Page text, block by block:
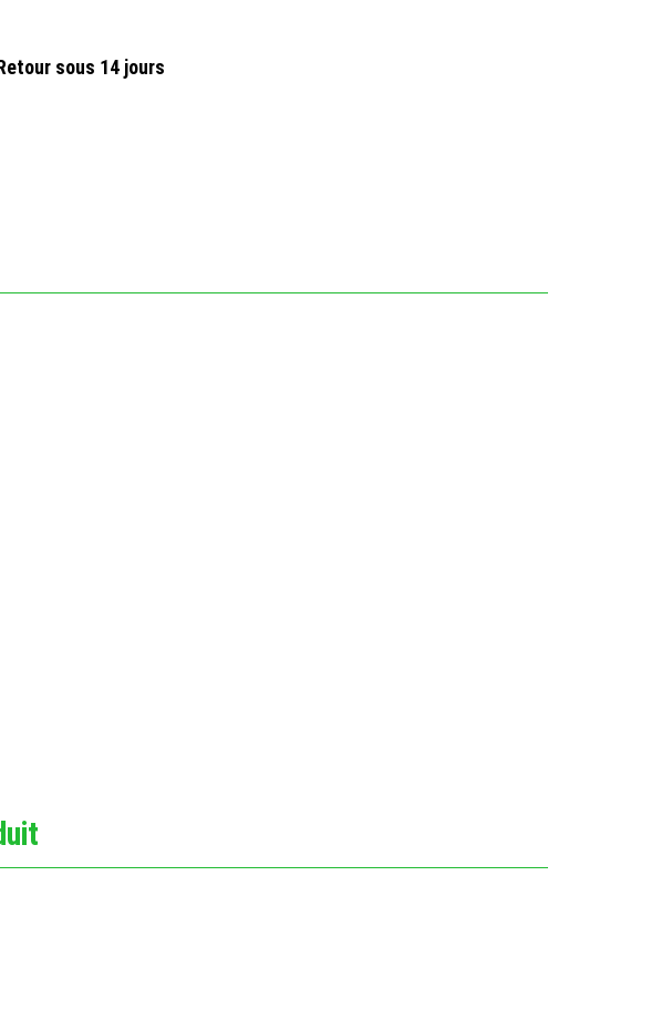
Retour sous 14 jours